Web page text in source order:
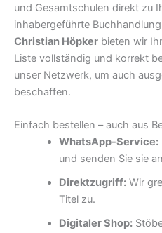
und Gesamtschulen direkt zu
inhabergeführte
Christian Höpker bieten wir
Liste vollständig und korrekt
unser Netzwerk, um auch
beschaffen.
Einfach bestellen – auch aus
WhatsApp-Service:
und senden Sie sie
Direktzugriff:Wir
Titel zu.
Digitaler Shop: